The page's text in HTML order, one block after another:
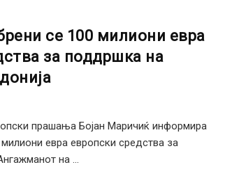
се 100 милиони евра
за поддршка на
прашања Бојан Маричиќ информира
евра европски средства за
на ...